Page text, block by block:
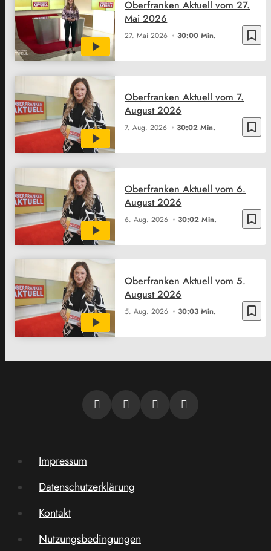
bookmark_border
27. Mai 2026 30:00 Min.
Oberfranken Aktuell vom 27.
Mai 2026
bookmark_border
7. Aug. 2026 30:02 Min.
Oberfranken Aktuell vom 7.
August 2026
bookmark_border
6. Aug. 2026 30:02 Min.
Oberfranken Aktuell vom 6.
August 2026
bookmark_border
5. Aug. 2026 30:03 Min.
Oberfranken Aktuell vom 5.
August 2026
Impressum
Datenschutzerklärung
Kontakt
Nutzungsbedingungen